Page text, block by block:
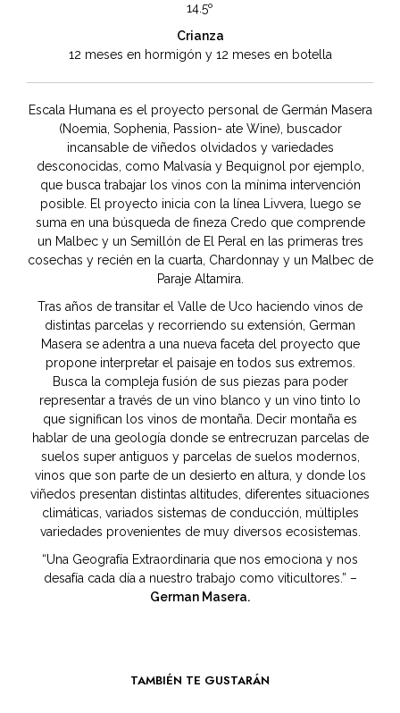
14.5º
Crianza
12 meses en hormigón y 12 meses en botella
Escala Humana es el proyecto personal de Germán Masera
(Noemia, Sophenia, Passion- ate Wine), buscador
incansable de viñedos olvidados y variedades
desconocidas, como Malvasía y Bequignol por ejemplo,
que busca trabajar los vinos con la mínima intervención
posible. El proyecto inicia con la línea Livvera, luego se
suma en una búsqueda de fineza Credo que comprende
un Malbec y un Semillón de El Peral en las primeras tres
cosechas y recién en la cuarta, Chardonnay y un Malbec de
Paraje Altamira.
Tras años de transitar el Valle de Uco haciendo vinos de
distintas parcelas y recorriendo su extensión, German
Masera se adentra a una nueva faceta del proyecto que
propone interpretar el paisaje en todos sus extremos.
Busca la compleja fusión de sus piezas para poder
representar a través de un vino blanco y un vino tinto lo
que significan los vinos de montaña. Decir montaña es
hablar de una geología donde se entrecruzan parcelas de
suelos super antiguos y parcelas de suelos modernos,
vinos que son parte de un desierto en altura, y donde los
viñedos presentan distintas altitudes, diferentes situaciones
climáticas, variados sistemas de conducción, múltiples
variedades provenientes de muy diversos ecosistemas.
“Una Geografía Extraordinaria que nos emociona y nos
desafía cada día a nuestro trabajo como viticultores.” –
German Masera.
TAMBIÉN TE GUSTARÁN